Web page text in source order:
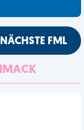
NÄCHSTE FML